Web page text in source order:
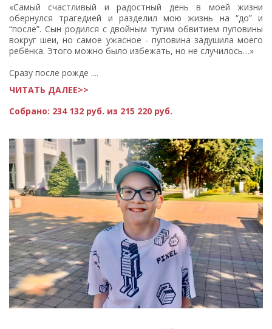
«Самый счастливый и радостный день в моей жизни
обернулся трагедией и разделил мою жизнь на “до” и
“после”. Сын родился с двойным тугим обвитием пуповины
вокруг шеи, но самое ужасное - пуповина задушила моего
ребёнка. Этого можно было избежать, но не случилось…»
Сразу после рожде ....
ЧИТАТЬ ДАЛЕЕ>>
Собрано: 234 132 руб. из 215 220 руб.